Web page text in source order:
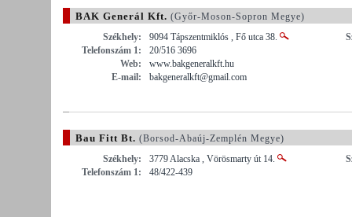
BAK Generál Kft. (Győr-Moson-Sopron Megye)
Székhely:
9094 Tápszentmiklós , Fő utca 38.
Telefonszám 1:
20/516 3696
Web:
www.bakgeneralkft.hu
E-mail:
bakgeneralkft@gmail.com
Bau Fitt Bt. (Borsod-Abaúj-Zemplén Megye)
Székhely:
3779 Alacska , Vörösmarty út 14.
Telefonszám 1:
48/422-439